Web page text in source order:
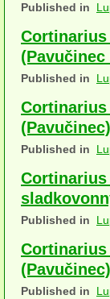
šišky, plody, květy
koprofilní
lichenizované
muscikolni
herbikolní-
herbikolní-
herbikolní-
Perithecia
Published in
Published in
(Pavučinec)
Published in
Published in
(Pavučinec)
Published in